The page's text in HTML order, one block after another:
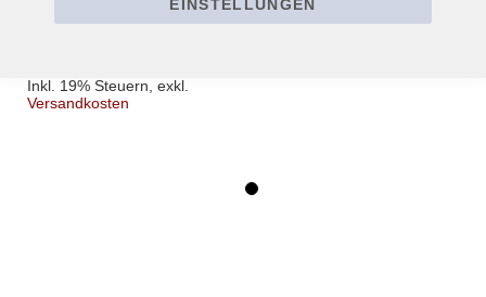
Inkl. 19% Steuern exkl.
Versandkosten
EINSTELLUNGEN